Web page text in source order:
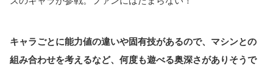
キャラごとに能力値の違いや固有技があるので、マシンとの
組み合わせを考えるなど、何度も遊べる奥深さがありそうで